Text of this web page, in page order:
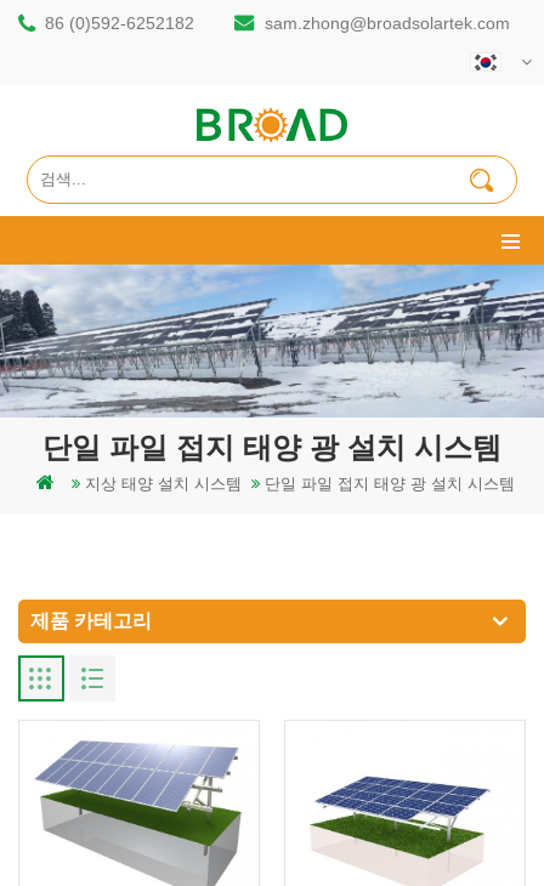
86 (0)592-6252182 sam.zhong@broadsolartek.com
단일 파일 접지 태양 광 설치 시스템
지상 태양 설치 시스템 단일 파일 접지 태양 광 설치 시스템
제품 카테고리